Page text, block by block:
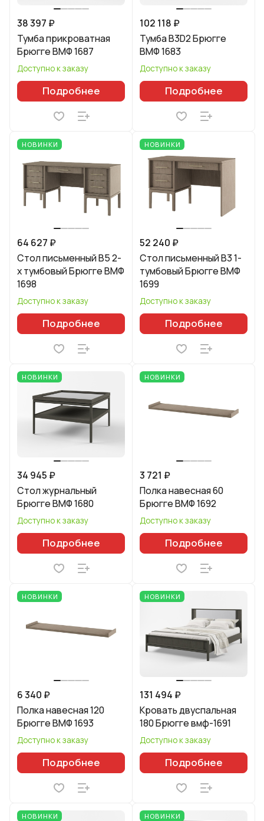
38 397 ₽
Тумба прикроватная
Брюгге ВМФ 1687
Доступно к заказу
Подробнее
102 118 ₽
Тумба В3D2 Брюгге
ВМФ 1683
Доступно к заказу
Подробнее
НОВИНКИ
64 627 ₽
Стол письменный B5 2-
х тумбовый Брюгге ВМФ
1698
Доступно к заказу
Подробнее
НОВИНКИ
52 240 ₽
Стол письменный B3 1-
тумбовый Брюгге ВМФ
1699
Доступно к заказу
Подробнее
НОВИНКИ
34 945 ₽
Стол журнальный
Брюгге ВМФ 1680
Доступно к заказу
Подробнее
НОВИНКИ
3 721 ₽
Полка навесная 60
Брюгге ВМФ 1692
Доступно к заказу
Подробнее
НОВИНКИ
6 340 ₽
Полка навесная 120
Брюгге ВМФ 1693
Доступно к заказу
Подробнее
НОВИНКИ
131 494 ₽
Кровать двуспальная
180 Брюгге вмф-1691
Доступно к заказу
Подробнее
НОВИНКИ НОВИНКИ